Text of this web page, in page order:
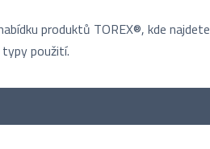
produktů TOREX®, kde najdete
použití.